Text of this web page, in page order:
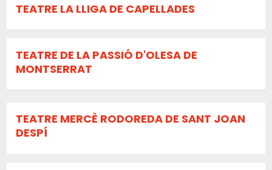
TEATRE LA LLIGA DE CAPELLADES
TEATRE DE LA PASSIÓ D'OLESA DE
MONTSERRAT
TEATRE MERCÈ RODOREDA DE SANT JOAN
DESPÍ